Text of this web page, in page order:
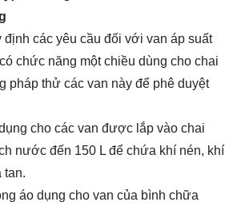
định các yêu cầu đối với van áp suất
chức năng một chiều dùng cho chai
pháp thử các van này để phê duyệt
cho các van được lắp vào chai
nước đến 150 L để chứa khí nén, khí
tan.
áo dụng cho van của bình chữa